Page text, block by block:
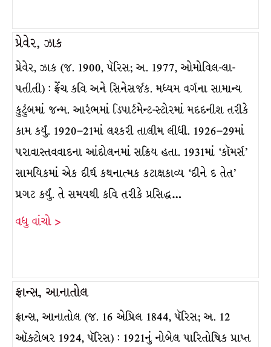
પ્રેવેર, ઝાક
પ્રેવેર, ઝાક (જ. 1900, પૅરિસ; અ. 1977, ઓમોવિલ-લા-
પતીતી) : ફ્રેંચ કવિ અને સિનેસર્જક. મધ્યમ વર્ગના સામાન્ય
કુટુંબમાં જન્મ. આરંભમાં ડિપાર્ટમેન્ટ-સ્ટોરમાં મદદનીશ તરીકે
કામ કર્યું. 1920–21માં લશ્કરી તાલીમ લીધી. 1926–29માં
પરાવાસ્તવવાદના આંદોલનમાં સક્રિય હતા. 1931માં ‘કૉમર્સ’
સામયિકમાં એક દીર્ઘ કથનાત્મક કટાક્ષકાવ્ય ‘દીને દ તેત’
પ્રગટ કર્યું. તે સમયથી કવિ તરીકે પ્રસિદ્ધ…
વધુ વાંચો >
ફ્રાન્સ, આનાતોલ
ફ્રાન્સ, આનાતોલ (જ. 16 એપ્રિલ 1844, પૅરિસ; અ. 12
ઑક્ટોબર 1924, પૅરિસ) : 1921નું નોબેલ પારિતોષિક પ્રાપ્ત